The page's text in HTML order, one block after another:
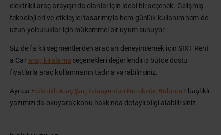
elektrikli araç arayışında olanlar için ideal bir seçenek. Gelişmiş
teknolojileri ve etkileyici tasarımıyla hem günlük kullanım hem de
uzun yolculuklar için mükemmel bir uyum sunuyor.
Siz de farklı segmentlerden araçları deneyimlemek için SIXT Rent
a Car araç kiralama seçenekleri değerlendirip bütçe dostu
fiyatlarla araç kullanmanın tadına varabilirsiniz.
Ayrıca Elektrikli Araç Şarj İstasyonları Nerelerde Bulunur? başlıklı
yazımızı da okuyarak konu hakkında detaylı bilgi alabilirsiniz.